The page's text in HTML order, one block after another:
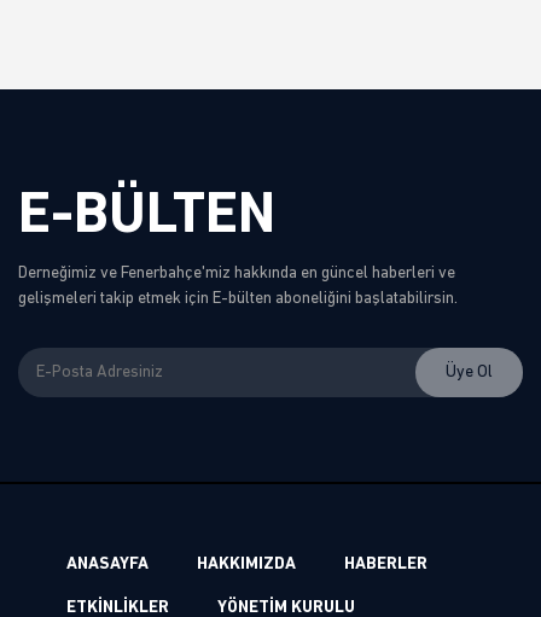
E-BÜLTEN
Derneğimiz ve Fenerbahçe'miz hakkında en güncel haberleri ve
gelişmeleri takip etmek için E-bülten aboneliğini başlatabilirsin.
ANASAYFA HAKKIMIZDA HABERLER
ETKİNLİKLER YÖNETİM KURULU